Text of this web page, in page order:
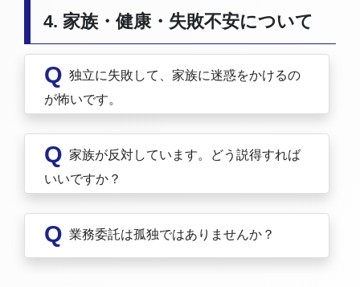
4. 家族・健康・失敗不安について
Q 独立に失敗して、家族に迷惑をかけるの
が怖いです。
Q 家族が反対しています。どう説得すれば
いいですか？
Q 業務委託は孤独ではありませんか？